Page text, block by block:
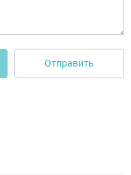
Отправить